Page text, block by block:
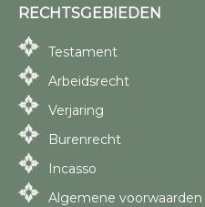
RECHTSGEBIEDEN
Testament
Arbeidsrecht
Verjaring
Burenrecht
Incasso
Algemene voorwaarden